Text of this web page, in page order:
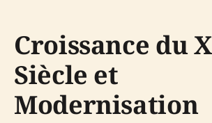
Croissance du
Siècle et
Modernisation